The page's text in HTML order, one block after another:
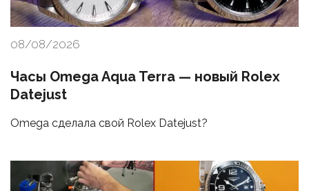
08/08/2026
Часы Omega Aqua Terra — новый Rolex
Datejust
Omega сделала свой Rolex Datejust?